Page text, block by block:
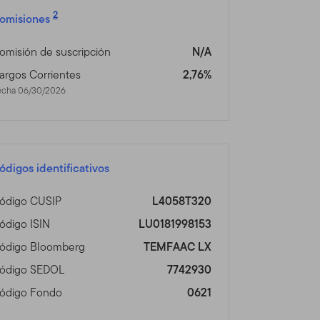
2
de suscripción
N/A
Corrientes
06/30/2026
2,76%
identificativos
CUSIP
L4058T320
ISIN
LU0181998153
Bloomberg
TEMFAAC LX
SEDOL
7742930
Fondo
0621
Franklin Templeton
por favor visite
disponibles
acción o bono, o
oferta, compra o venta
las restricciones de
asesor profesional.
Línea
haya acordado lo
Franklin Templeton